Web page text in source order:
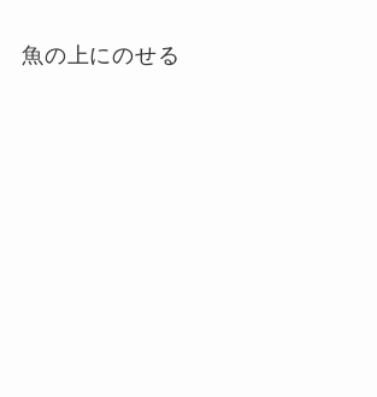
魚の上にのせる